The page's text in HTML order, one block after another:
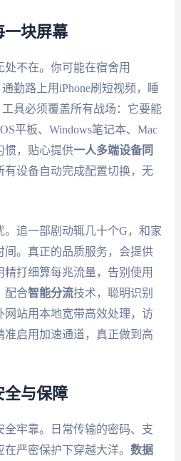
一块屏幕
不在。你可能在宿舍用
勤路上用iPhone刷短视频，睡
具必须覆盖所有战场：它要能
平板、Windows笔记本、Mac
惯，贴心提供一人多端设备同
有设备自动完成配置切换，无
。追一部剧动辄几十个G，和家
间。真正的品质服务，会提供
精打细算每兆流量，告别使用
配合智能分流技术，聪明识别
网站用本地宽带高效处理，访
准启用加速通道，真正做到高
全与保障
全牢靠。日常传输的密码、支
严密保护下穿越大洋。 数据